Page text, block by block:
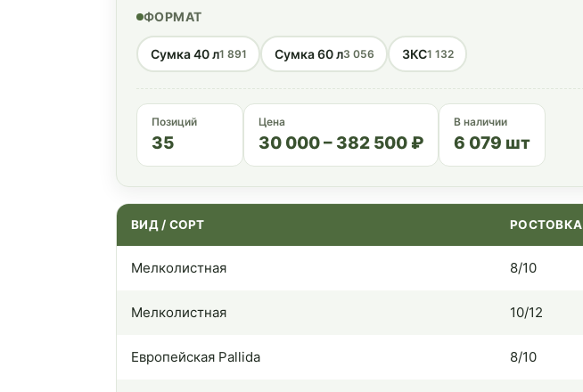
ФОРМАТ
Сумка 40 л1 891 Сумка 60 л3 056 ЗКС1 132
Позиций
35
Цена
30 000 – 382 500 ₽
В наличии
6 079 шт
ВИД / СОРТ РОСТОВКА
Мелколистная 8/10
Мелколистная 10/12
Европейская Pallida 8/10